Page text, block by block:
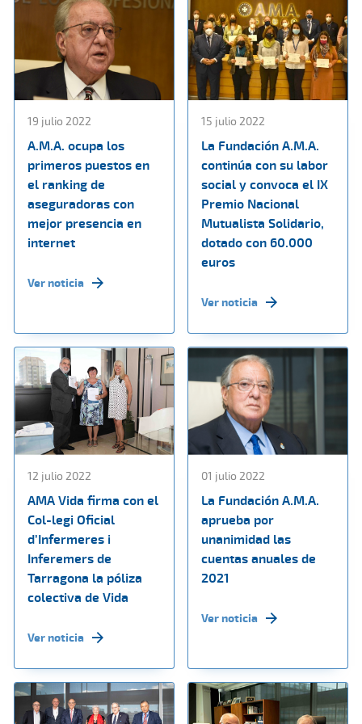
19 julio 2022
A.M.A. ocupa los
primeros puestos en
el ranking de
aseguradoras con
mejor presencia en
internet
Ver noticia
15 julio 2022
La Fundación A.M.A.
continúa con su labor
social y convoca el IX
Premio Nacional
Mutualista Solidario,
dotado con 60.000
euros
Ver noticia
12 julio 2022
AMA Vida firma con el
Col-legi Oficial
d’Infermeres i
Inferemers de
Tarragona la póliza
colectiva de Vida
Ver noticia
01 julio 2022
La Fundación A.M.A.
aprueba por
unanimidad las
cuentas anuales de
2021
Ver noticia